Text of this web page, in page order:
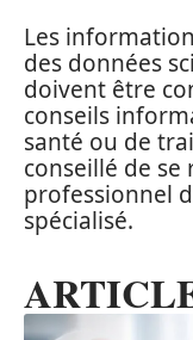
Les
des données
doivent être
conseils
santé ou de
conseillé de se
professionnel
spécialisé.